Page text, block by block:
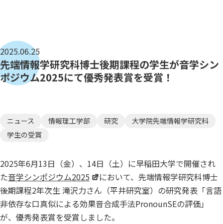
2025.06.25
先端情報学研究科博士後期課程の学生が音学シン
ポジウム2025にて優秀発表賞を受賞！
ニュース 情報理工学部 研究
大学院先端情報学研究科
学生の受賞
2025年6月13日（金）、14日（土）に早稲田大学で開催され
た音学シンポジウム2025
において、先端情報学研究科博士
後期課程2年次生 滝沢力さん（平井研究室）の研究発表「言語
非依存な口真似による効果音合成手法PronounSEの評価」
が、優秀発表賞を受賞しました。